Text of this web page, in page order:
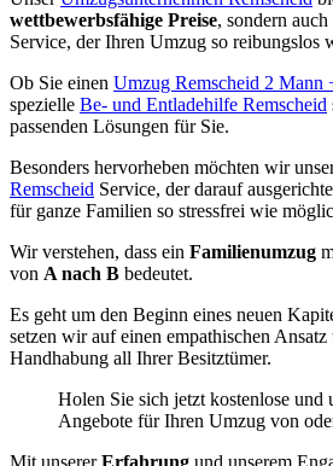
wettbewerbsfähige Preise, sondern
Service, der Ihren Umzug so reibungslos
Ob Sie einen Umzug Remscheid 2
spezielle Be- und Entladehilfe Remscheid
passenden Lösungen für Sie.
Besonders hervorheben möchten wir
Remscheid Service, der darauf
für ganze Familien so stressfrei wie
Wir verstehen, dass ein Familienumzug
von A nach B bedeutet.
Es geht um den Beginn eines neuen
setzen wir auf einen empathischen
Handhabung all Ihrer Besitztümer.
Holen Sie sich jetzt kostenlose und
Angebote für Ihren Umzug von